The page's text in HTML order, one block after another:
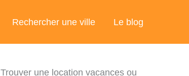
Rechercher une ville Le blog
Trouver une location vacances ou